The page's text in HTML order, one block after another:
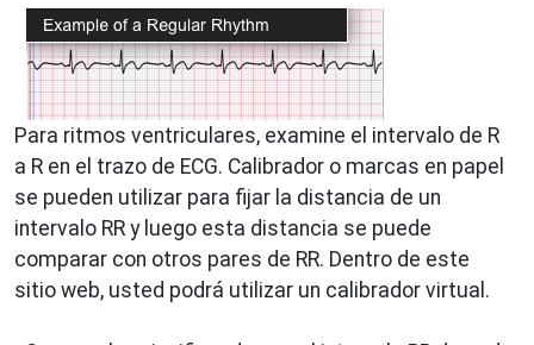
Para ritmos ventriculares, examine el intervalo de R
a R en el trazo de ECG. Calibrador o marcas en papel
se pueden utilizar para fijar la distancia de un
intervalo RR y luego esta distancia se puede
comparar con otros pares de RR. Dentro de este
sitio web, usted podrá utilizar un calibrador virtual.